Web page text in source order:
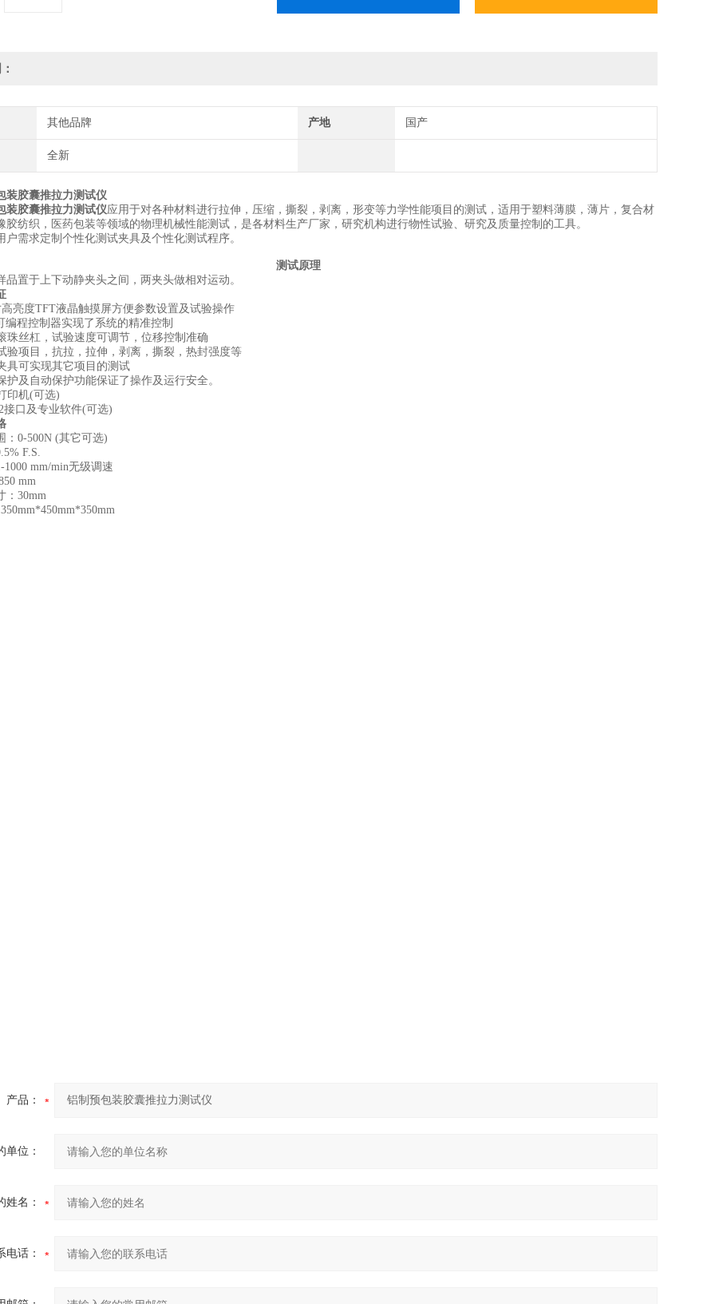
其他品牌 产地 国产
全新
装胶囊推拉力测试仪
装胶囊推拉力测试仪应用于对各种材料进行拉伸，压缩，撕裂，剥离，形变等力学性能项目的测试，适用于塑料薄膜，薄片，复合材
胶纺织，医药包装等领域的物理机械性能测试，是各材料生产厂家，研究机构进行物性试验、研究及质量控制的工具。
求定制个性化测试夹具及个性化测试程序。
测试原理
于上下动静夹头之间，两夹头做相对运动。
度TFT液晶触摸屏方便参数设置及试验操作
控制器实现了系统的精准控制
杠，试验速度可调节，位移控制准确
目，抗拉，拉伸，剥离，撕裂，热封强度等
可实现其它项目的测试
自动保护功能保证了操作及运行安全。
机(可选)
口及专业软件(可选)
500N (其它可选)
F.S.
mm/min无级调速
mm
30mm
产品：
单位：
姓名：
电话：